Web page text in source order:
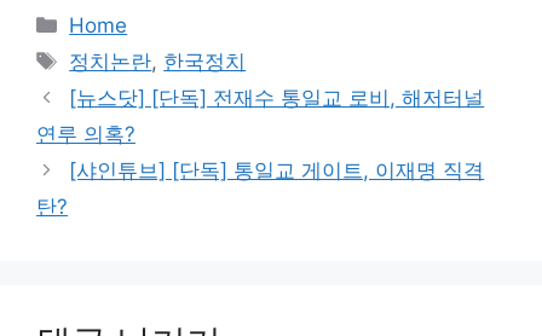
카
테
리
Home
태
그
정치논란, 한국정치
[뉴스닷] [단독] 전재수 통일교 로비, 해저터널
연루 의혹?
[샤인튜브] [단독] 통일교 게이트, 이재명 직격
탄?